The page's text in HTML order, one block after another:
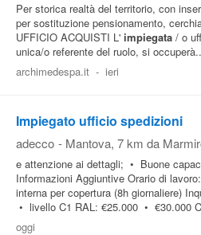
Blog
Pubblica
Offerte
Area
Aziende
Per storica realtà del territorio, con
per sostituzione pensionamento,
UFFICIO ACQUISTI L' impiegata / o
unica/o referente del ruolo, si
archimedespa.it - ieri
Impiegato ufficio spedizioni
adecco - Mantova, 7 km da
e attenzione ai dettagli; • Buone
Informazioni Aggiuntive Orario di
interna per copertura (8h giornaliere)
• livello C1 RAL: €25.000 • €30.000
oggi